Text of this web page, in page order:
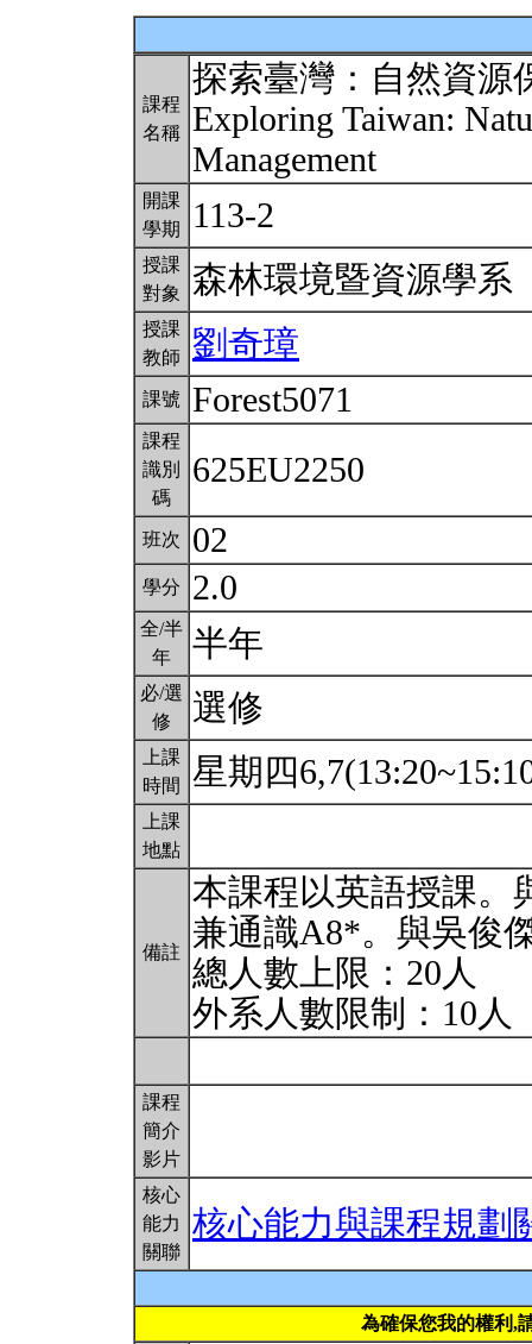
課程
名稱
探索臺灣：自然資源
Exploring Taiwan:
Management
開課
學期
113-2
授課
對象
森林環境暨資源學系
授課
教師
劉奇璋
課號 Forest5071
課程
識別
碼
625EU2250
班次 02
學分 2.0
全/半
年
半年
必/選
修
選修
上課
時間
星期四
上課
地點
備註
本課程以英語授課。
兼通識A8*。與吳俊
總人數上限：20人
外系人數限制：10人
課程
簡介
影片
核心
能力
關聯
核心能力與課程規劃
為確保您我的權利,